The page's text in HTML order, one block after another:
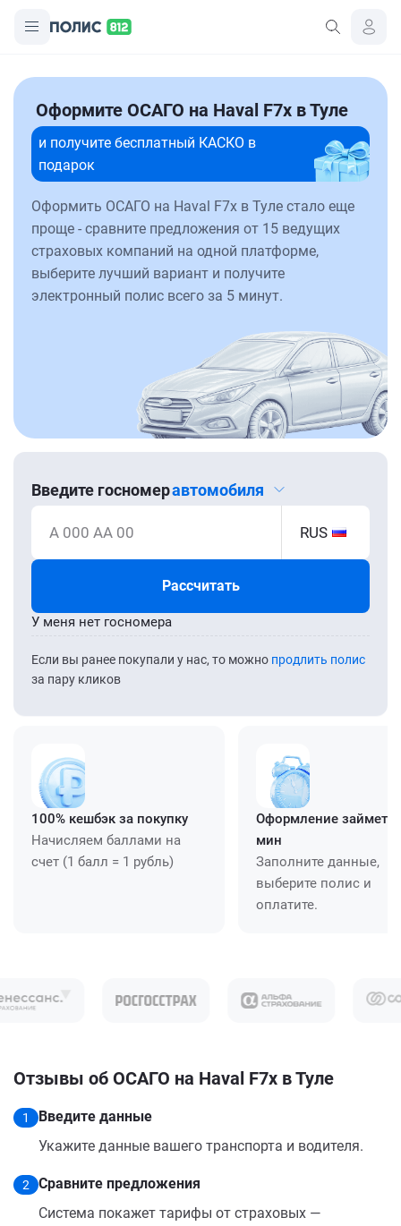
Оформите ОСАГО на Haval F7x в Туле
и получите бесплатный КАСКО в
подарок
Оформить ОСАГО на Haval F7x в Туле стало еще
проще - сравните предложения от 15 ведущих
страховых компаний на одной платформе,
выберите лучший вариант и получите
электронный полис всего за 5 минут.
Введите госномеравтомобиля
А 000 АА 00 RUS
Рассчитать
Если вы ранее покупали у нас, то можно продлить полис
за пару кликов
У меня нет госномера
100% кешбэк за покупку
Начисляем баллами на
счет (1 балл = 1 рубль)
Оформление займет
мин
Заполните данные,
выберите полис и
оплатите.
Отзывы об ОСАГО на Haval F7x в Туле
1
Введите данные
Укажите данные вашего транспорта и водителя.
2
Сравните предложения
Система покажет тарифы от страховых —